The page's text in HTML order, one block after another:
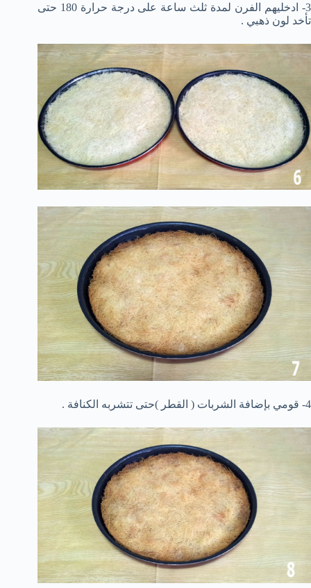
3- ادخليهم الفرن لمدة ثلث ساعة على درجة حرارة 180 حتى
تأخد لون ذهبي .
4- قومي بإضافة الشربات ( القطر )حتى تتشربه الكنافة .